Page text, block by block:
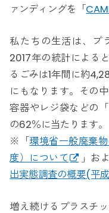
ァンディングを「
私たちの生活は、プ
2017年の統計による
るごみは1年間に約
にもなります。その
容器やレジ袋などの
の62％に当たります。
※「環境省一般廃棄
度）について
」お
出実態調査の概要(平
増え続けるプラスチ